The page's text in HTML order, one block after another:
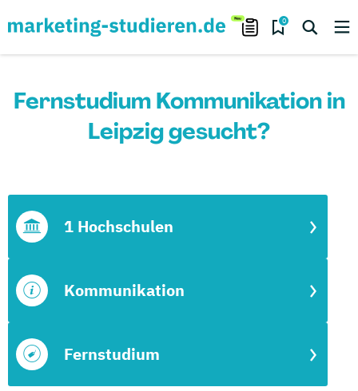
0
Fernstudium Kommunikation in
Leipzig gesucht?
Fernstudium
Kommunikation
1 Hochschulen